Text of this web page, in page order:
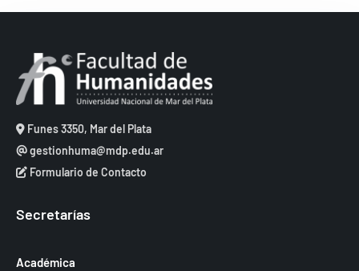
Funes 3350, Mar del Plata
gestionhuma@mdp.edu.ar
Formulario de Contacto
Secretarías
Académica